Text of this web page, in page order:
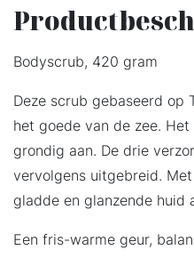
Bodyscrub, 420 gram
Deze scrub gebaseerd op
het goede van de zee.
grondig aan. De drie
vervolgens uitgebreid.
gladde en glanzende huid
Een fris-warme geur,